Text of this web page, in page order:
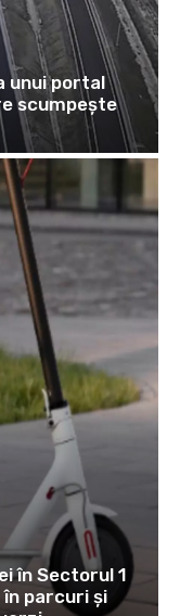
unui portal
scumpește
în Sectorul 1
parcuri și